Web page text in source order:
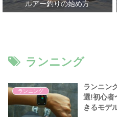
ルアー釣りの始め方
ランニング
ランニング
ランニン
選!初心者
きるモデ